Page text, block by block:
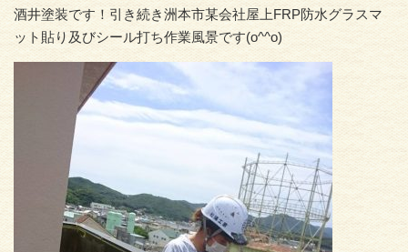
酒井塗装です！引き続き洲本市某会社屋上FRP防水グラスマ
ット貼り及びシール打ち作業風景です(o^^o)